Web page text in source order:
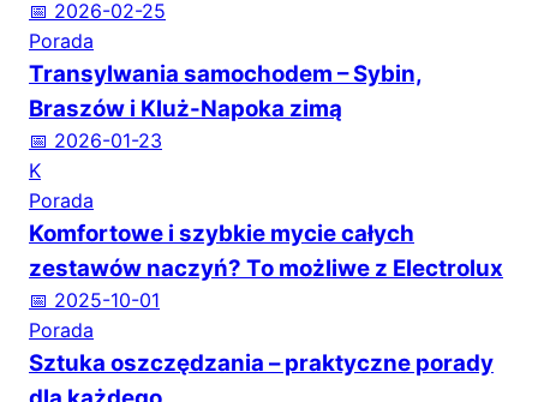
📅 2026-02-25
Porada
Transylwania samochodem – Sybin,
Braszów i Kluż-Napoka zimą
📅 2026-01-23
K
Porada
Komfortowe i szybkie mycie całych
zestawów naczyń? To możliwe z Electrolux
📅 2025-10-01
Porada
Sztuka oszczędzania – praktyczne porady